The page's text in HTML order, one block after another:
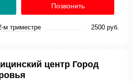
Позвонить
м триместре 2500 руб.
центр Город